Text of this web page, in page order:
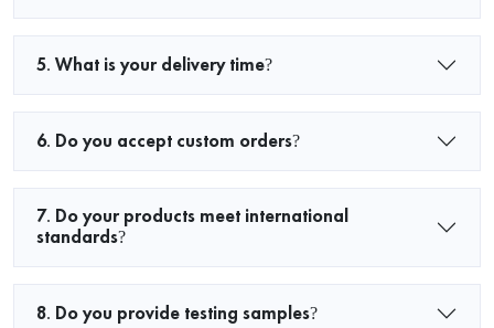
5. What is your delivery time?
6. Do you accept custom orders?
7. Do your products meet international
standards?
8. Do you provide testing samples?